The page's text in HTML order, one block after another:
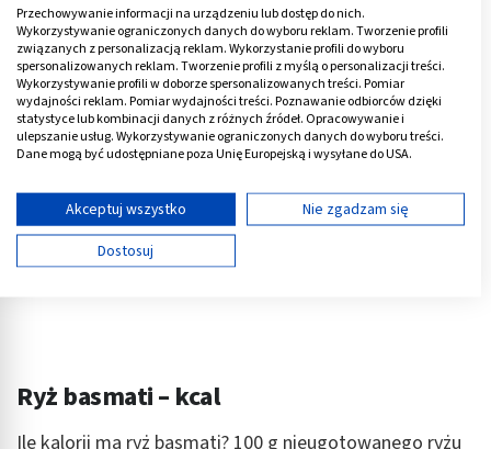
Reklama
Ryż basmati – kcal
Ile kalorii ma ryż basmati? 100 g nieugotowanego ryżu
Przechowywanie informacji na urządzeniu lub dostęp do nich.
Wykorzystywanie ograniczonych danych do wyboru reklam. Tworzenie profili
związanych z personalizacją reklam. Wykorzystanie profili do wyboru
spersonalizowanych reklam. Tworzenie profili z myślą o personalizacji treści.
Wykorzystywanie profili w doborze spersonalizowanych treści. Pomiar
wydajności reklam. Pomiar wydajności treści. Poznawanie odbiorców dzięki
statystyce lub kombinacji danych z różnych źródeł. Opracowywanie i
ulepszanie usług. Wykorzystywanie ograniczonych danych do wyboru treści.
Dane mogą być udostępniane poza Unię Europejską i wysyłane do USA.
Wyświetl listę partnerów (11 dostawców IAB)
Używamy Twoich danych w następujących celach:
Cele przetwarzania IAB:
reklam
Akceptuj wszystko
Nie zgadzam się
Dostosuj